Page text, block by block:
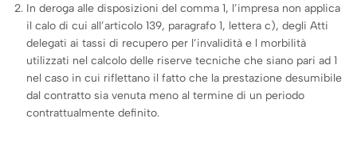
In deroga alle disposizioni del comma 1, l’impresa non applica
il calo di cui all’articolo 139, paragrafo 1, lettera c), degli Atti
delegati ai tassi di recupero per l’invalidità e l morbilità
utilizzati nel calcolo delle riserve tecniche che siano pari ad 1
nel caso in cui riflettano il fatto che la prestazione desumibile
dal contratto sia venuta meno al termine di un periodo
contrattualmente definito.